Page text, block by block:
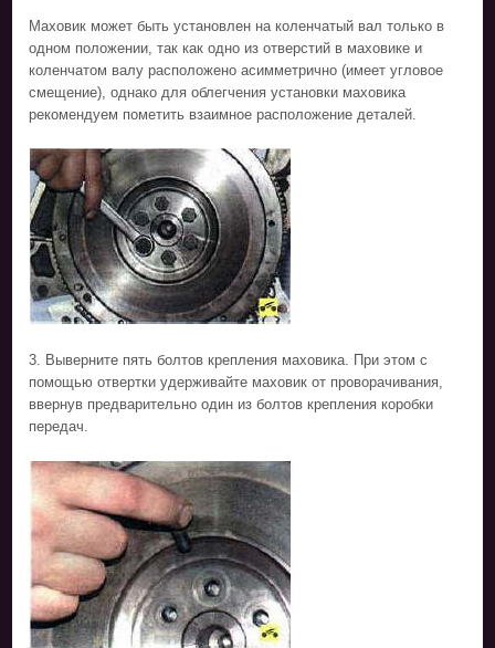
Маховик может быть установлен на коленчатый вал только в
одном положении, так как одно из отверстий в маховике и
коленчатом валу расположено асимметрично (имеет угловое
смещение), однако для облегчения установки маховика
рекомендуем пометить взаимное расположение деталей.
3. Выверните пять болтов крепления маховика. При этом с
помощью отвертки удерживайте маховик от проворачивания,
ввернув предварительно один из болтов крепления коробки
передач.